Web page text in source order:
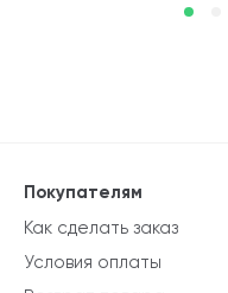
Покупателям
Как сделать заказ
Условия оплаты